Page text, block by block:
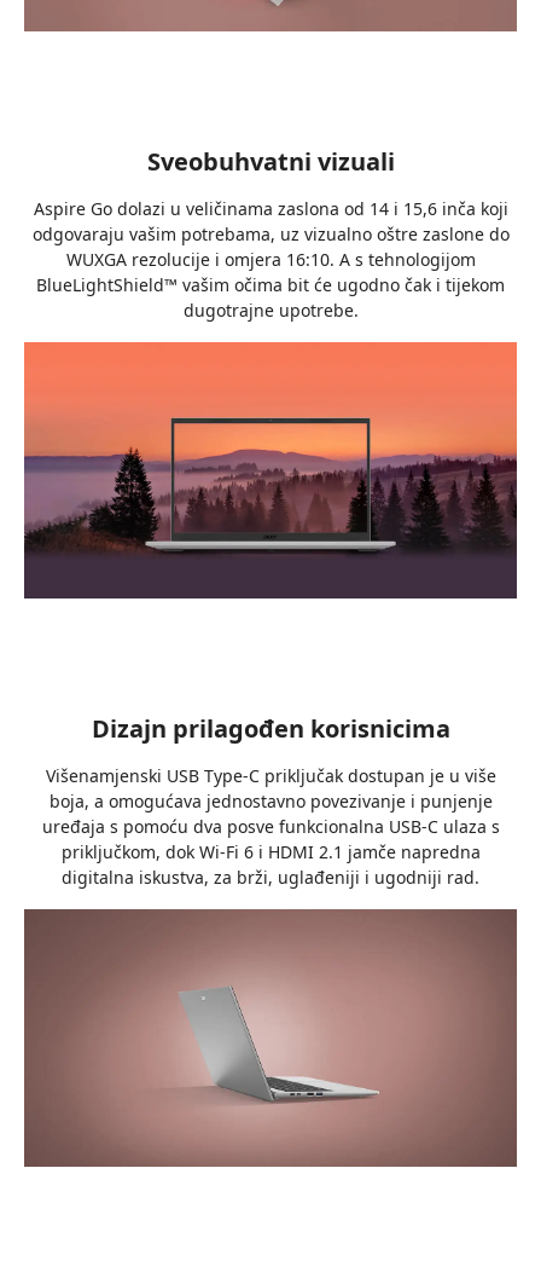
Sveobuhvatni vizuali
Aspire Go dolazi u veličinama zaslona od 14 i 15,6 inča koji
odgovaraju vašim potrebama, uz vizualno oštre zaslone do
WUXGA rezolucije i omjera 16:10. A s tehnologijom
BlueLightShield™ vašim očima bit će ugodno čak i tijekom
dugotrajne upotrebe.
Dizajn prilagođen korisnicima
Višenamjenski USB Type-C priključak dostupan je u više
boja, a omogućava jednostavno povezivanje i punjenje
uređaja s pomoću dva posve funkcionalna USB-C ulaza s
priključkom, dok Wi-Fi 6 i HDMI 2.1 jamče napredna
digitalna iskustva, za brži, uglađeniji i ugodniji rad.